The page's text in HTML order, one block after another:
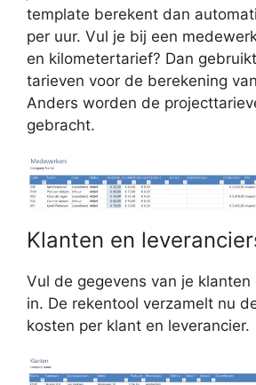
template berekent dan
per uur. Vul je bij een
en kilometertarief? Dan
tarieven voor de berekening
Anders worden de
gebracht.
Klanten en
Vul de gegevens van je klanten
in. De rekentool verzamelt nu
kosten per klant en leverancier.